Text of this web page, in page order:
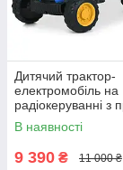
Дитячий трактор-
електромобіль на
радіокеруванні з
мотора35W,
колесаEVA,
світло, TF
В наявності
9 390 ₴ 11 000 ₴